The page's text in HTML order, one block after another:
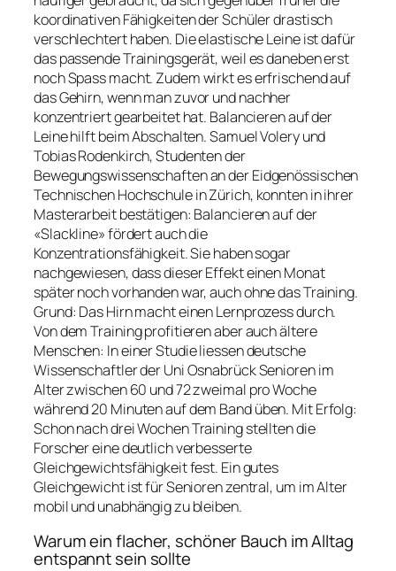
koordinativen Fähigkeiten der Schüler drastisch
verschlechtert haben. Die elastische Leine ist dafür
das passende Trainingsgerät, weil es daneben erst
noch Spass macht. Zudem wirkt es erfrischend auf
das Gehirn, wenn man zuvor und nachher
konzentriert gearbeitet hat. Balancieren auf der
Leine hilft beim Abschalten. Samuel Volery und
Tobias Rodenkirch, Studenten der
Bewegungswissenschaften an der Eidgenössischen
Technischen Hochschule in Zürich, konnten in ihrer
Masterarbeit bestätigen: Balancieren auf der
«Slackline» fördert auch die
Konzentrationsfähigkeit. Sie haben sogar
nachgewiesen, dass dieser Effekt einen Monat
später noch vorhanden war, auch ohne das Training.
Grund: Das Hirn macht einen Lernprozess durch.
Von dem Training profitieren aber auch ältere
Menschen: In einer Studie liessen deutsche
Wissenschaftler der Uni Osnabrück Senioren im
Alter zwischen 60 und 72 zweimal pro Woche
während 20 Minuten auf dem Band üben. Mit Erfolg:
Schon nach drei Wochen Training stellten die
Forscher eine deutlich verbesserte
Gleichgewichtsfähigkeit fest. Ein gutes
Gleichgewicht ist für Senioren zentral, um im Alter
mobil und unabhängig zu bleiben.
Warum ein flacher, schöner Bauch im Alltag
entspannt sein sollte